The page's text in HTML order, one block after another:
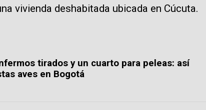
vivienda deshabitada ubicada en Cúcuta.
tirados y un cuarto para peleas: así
aves en Bogotá